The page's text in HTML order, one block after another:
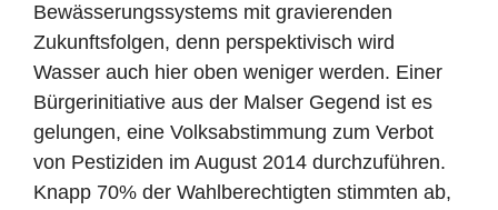
Bewässerungssystems mit gravierenden
Zukunftsfolgen, denn perspektivisch wird
Wasser auch hier oben weniger werden. Einer
Bürgerinitiative aus der Malser Gegend ist es
gelungen, eine Volksabstimmung zum Verbot
von Pestiziden im August 2014 durchzuführen.
Knapp 70% der Wahlberechtigten stimmten ab,